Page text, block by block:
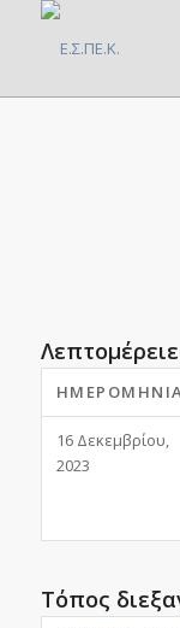
ΗΜΕΡΟΜΗΝΊΑ
16 Δεκεμβρίου,
2023
Τόπος